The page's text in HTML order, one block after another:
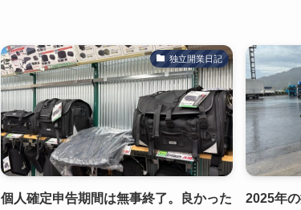
独立開業日記
個人確定申告期間は無事終了。良かった
2025年